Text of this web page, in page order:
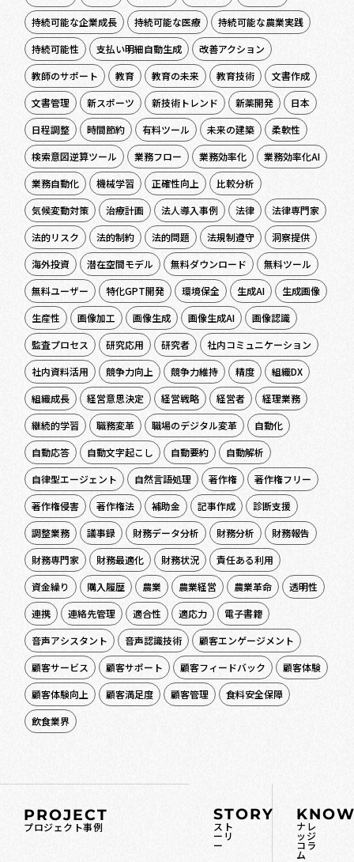
持続可能な企業成長
持続可能な医療
持続可能な農業実践
持続可能性
支払い明細自動生成
改善アクション
教師のサポート
教育 教育の未来 教育技術
文書作成
文書管理
新スポーツ 新技術トレンド 新薬開発
日本
日程調整
時間節約 有料ツール 未来の建築
柔軟性
検索意図逆算ツール
業務フロー 業務効率化
業務効率化AI
業務自動化
機械学習 正確性向上
比較分析
気候変動対策
治療計画 法人導入事例 法律
法律専門家
法的リスク
法的制約 法的問題 法規制遵守
洞察提供
海外投資
潜在空間モデル 無料ダウンロード
無料ツール
無料ユーザー
特化GPT開発 環境保全 生成AI
生成画像
生産性
画像加工 画像生成 画像生成AI
画像認識
監査プロセス
研究応用 研究者
社内コミュニケーション
社内資料活用
競争力向上 競争力維持 精度
組織DX
組織成長
経営意思決定 経営戦略 経営者
経理業務
継続的学習
職務変革 職場のデジタル変革
自動化
自動応答
自動文字起こし 自動要約
自動解析
自律型エージェント
自然言語処理 著作権
著作権フリー
著作権侵害
著作権法 補助金 記事作成
診断支援
調整業務
議事録 財務データ分析 財務分析
財務報告
財務専門家
財務最適化 財務状況
責任ある利用
資金繰り
購入履歴 農業 農業経営 農業革命
透明性
連携
連絡先管理 適合性 適応力
電子書籍
音声アシスタント
音声認識技術
顧客エンゲージメント
顧客サービス
顧客サポート 顧客フィードバック
顧客体験
顧客体験向上
顧客満足度 顧客管理
食料安全保障
飲食業界
PROJECT
プロジェクト事例
STORY
スト
ーリ
ー
ナレ
ッジ
コラ
ム